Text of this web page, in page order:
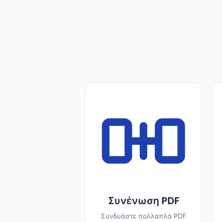
Συνένωση PDF
Συνδυάστε πολλαπλά PDF